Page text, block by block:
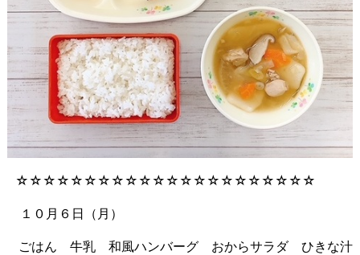
☆☆☆☆☆☆☆☆☆☆☆☆☆☆☆☆☆☆☆☆☆☆
１０月６日（月）
ごはん 牛乳 和風ハンバーグ おからサラダ ひきな汁